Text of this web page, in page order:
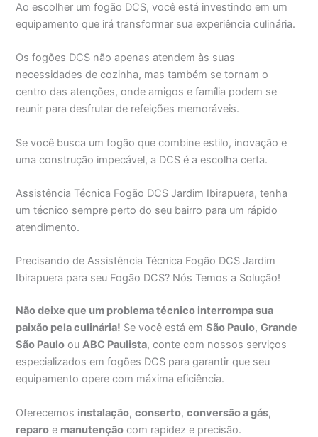
Ao escolher um fogão DCS, você está investindo em um
equipamento que irá transformar sua experiência culinária.
Os fogões DCS não apenas atendem às suas
necessidades de cozinha, mas também se tornam o
centro das atenções, onde amigos e família podem se
reunir para desfrutar de refeições memoráveis.
Se você busca um fogão que combine estilo, inovação e
uma construção impecável, a DCS é a escolha certa.
Assistência Técnica Fogão DCS Jardim Ibirapuera, tenha
um técnico sempre perto do seu bairro para um rápido
atendimento.
Precisando de Assistência Técnica Fogão DCS Jardim
Ibirapuera para seu Fogão DCS? Nós Temos a Solução!
Não deixe que um problema técnico interrompa sua
paixão pela culinária! Se você está emSão Paulo,Grande
São Paulo ouABC Paulista, conte com nossos serviços
especializados em fogões DCS para garantir que seu
equipamento opere com máxima eficiência.
Oferecemos instalação,conserto,conversão a gás,
reparo e manutenção com rapidez e precisão.